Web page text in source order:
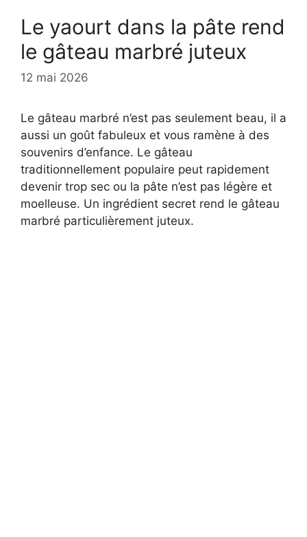
Le yaourt dans la pâte rend
le gâteau marbré juteux
12 mai 2026
Le gâteau marbré n’est pas seulement beau, il a
aussi un goût fabuleux et vous ramène à des
souvenirs d’enfance. Le gâteau
traditionnellement populaire peut rapidement
devenir trop sec ou la pâte n’est pas légère et
moelleuse. Un ingrédient secret rend le gâteau
marbré particulièrement juteux.